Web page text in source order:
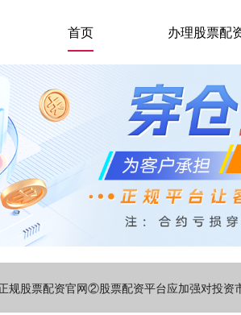
首页 办理股票配
规股票配资官网②股票配资平台应加强对投资